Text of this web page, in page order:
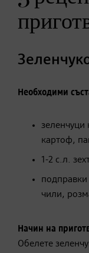
Необходими
зеленчуци
картоф,
1-2 с.л.
​подправки
чили,
Начин на
Обелете